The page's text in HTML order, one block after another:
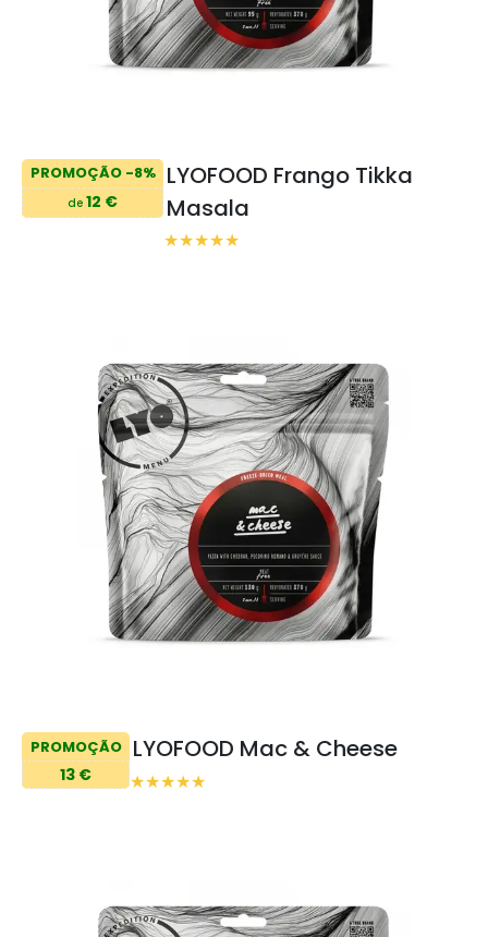
PROMOÇÃO -8%
de 12 €
LYOFOOD Frango Tikka
Masala
PROMOÇÃO
13 €
LYOFOOD Mac & Cheese